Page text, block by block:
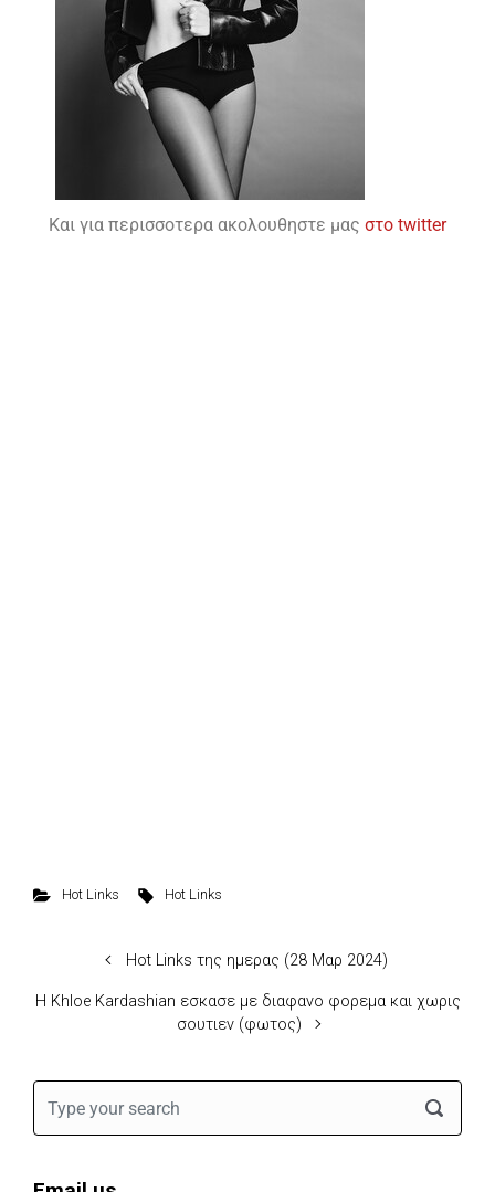
Και για περισσοτερα ακολουθηστε μας στο twitter
Hot Links Hot Links
Hot Links της ημερας (28 Μαρ 2024)
H Khloe Kardashian εσκασε με διαφανο φορεμα και χωρις
σουτιεν (φωτος)